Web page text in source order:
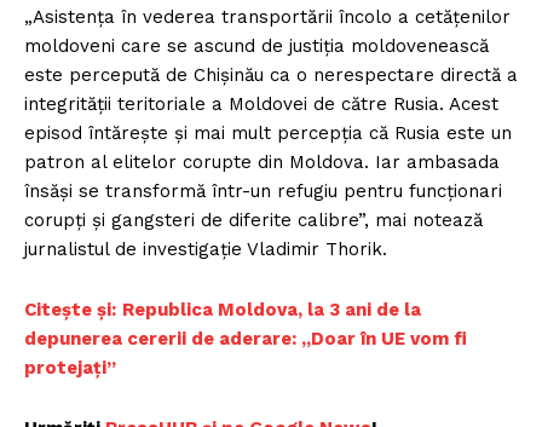
„Asistența în vederea transportării încolo a cetățenilor
moldoveni care se ascund de justiția moldovenească
este percepută de Chișinău ca o nerespectare directă a
integrității teritoriale a Moldovei de către Rusia. Acest
episod întărește și mai mult percepția că Rusia este un
patron al elitelor corupte din Moldova. Iar ambasada
însăși se transformă într-un refugiu pentru funcționari
corupți și gangsteri de diferite calibre”, mai notează
jurnalistul de investigație Vladimir Thorik.
Citește și: Republica Moldova, la 3 ani de la
depunerea cererii de aderare: „Doar în UE vom fi
protejați”